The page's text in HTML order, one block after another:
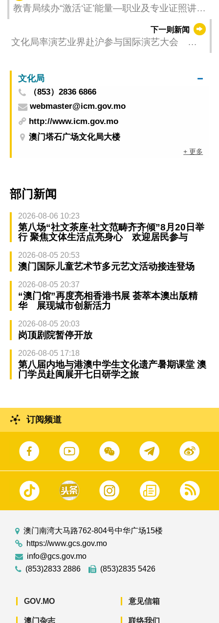
教青局续办“激活‘证’能量―职业及专业证照讲
下一则新闻
文化局率演艺业界赴沪参与国际演艺大会 澳
文化局
（853）2836 6866
webmaster@icm.gov.mo
http://www.icm.gov.mo
澳门塔石广场文化局大楼
+ 更多
部门新闻
2026-08-06 10:23
第八场“社文茶座‧社文范畴齐齐倾”8月20日举
行 聚焦文体生活点亮身心 欢迎居民参与
2026-08-05 20:53
澳门国际儿童艺术节多元艺文活动接连登场
2026-08-05 20:37
“澳门馆”再度亮相香港书展 荟萃本澳出版精
华 展现城市创新活力
2026-08-05 20:03
岗顶剧院暂停开放
2026-08-05 17:18
第八届内地与港澳中学生文化遗产暑期课堂 澳
门学员赴闽展开七日研学之旅
订阅频道
澳门南湾大马路762-804号中华广场15楼
https://www.gcs.gov.mo
info@gcs.gov.mo
(853)2833 2886
(853)2835 5426
GOV.MO
澳门杂志
意见信箱
联络我们